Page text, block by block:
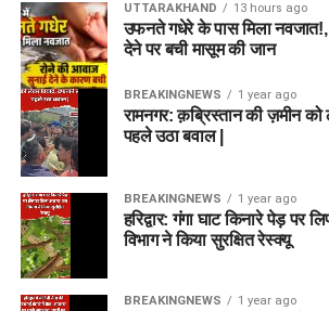
UTTARAKHAND 13 hours ago
उफनते गधेरे के पास मिला
देने पर बची मासूम की जान
BREAKINGNEWS 1 year ago
रामनगर: क़ब्रिस्तान की ज़मीन
पहले उठा बवाल |
BREAKINGNEWS 1 year ago
हरिद्वार: गंगा घाट किनारे पेड़ पर
विभाग ने किया सुरक्षित रेस्क्यू
BREAKINGNEWS 1 year ago